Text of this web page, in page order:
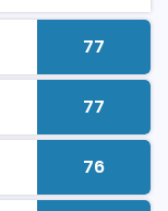
Liczba
77
Liczba
77
Liczba
76